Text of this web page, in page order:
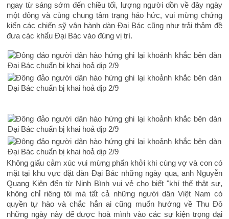
ngay từ sáng sớm đến chiều tối, lượng người dồn về đây ngày
một đông và cùng chung tâm trạng háo hức, vui mừng chứng
kiến các chiến sỹ vận hành dàn Đại Bác cũng như trải thảm đề
đưa các khẩu Đại Bác vào đúng vị trí.
Không giấu cảm xúc vui mừng phấn khởi khi cùng vợ và con có
mặt tại khu vực đặt dàn Đại Bác những ngày qua, anh Nguyễn
Quang Kiên đến từ Ninh Bình vui vẻ cho biết "khí thế thật sự,
không chỉ riêng tôi mà tất cả những người dân Việt Nam có
quyền tự hào và chắc hẳn ai cũng muốn hướng về Thu Đô
những ngày này để được hoà mình vào các sự kiện trọng đại